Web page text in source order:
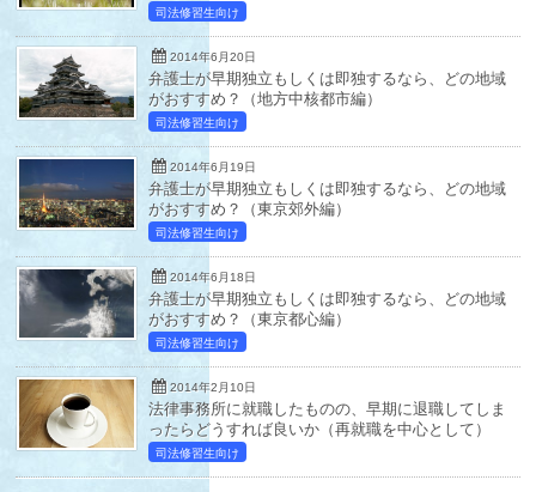
司法修習生向け
2014年6月20日
弁護士が早期独立もしくは即独するなら、どの地域
がおすすめ？（地方中核都市編）
司法修習生向け
2014年6月19日
弁護士が早期独立もしくは即独するなら、どの地域
がおすすめ？（東京郊外編）
司法修習生向け
2014年6月18日
弁護士が早期独立もしくは即独するなら、どの地域
がおすすめ？（東京都心編）
司法修習生向け
2014年2月10日
法律事務所に就職したものの、早期に退職してしま
ったらどうすれば良いか（再就職を中心として）
司法修習生向け